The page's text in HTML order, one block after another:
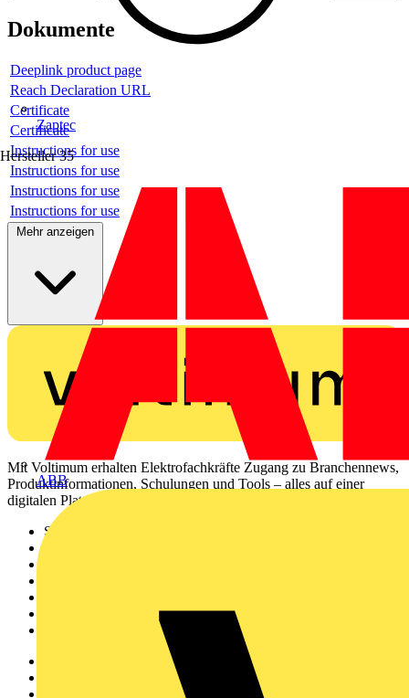
Zaptec
Hersteller 35
ABB
Dokumente
Deeplink product page
Reach Declaration URL
Certificate
Certificate
Instructions for use
Instructions for use
Instructions for use
Instructions for use
Mehr anzeigen
Mit Voltimum erhalten Elektrofachkräfte Zugang zu Branchennews,
Produktinformationen, Schulungen und Tools – alles auf einer
digitalen Plattform und Community.
Sitemap